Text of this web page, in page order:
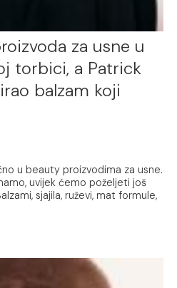
za usne u
torbici, a Patrick
balzam koji
u beauty proizvodima za usne.
uvijek ćemo poželjeti još
sjajila, ruževi, mat formule,